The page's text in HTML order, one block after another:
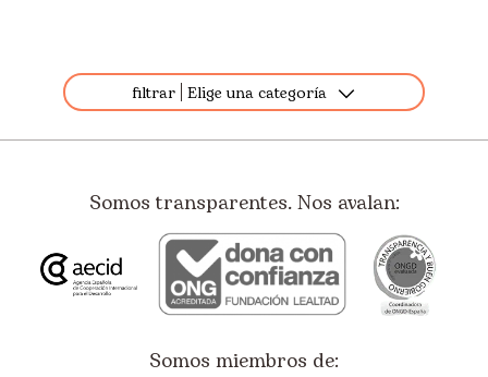
filtrar Elige una categoría
Apadrinamiento
Ayuda Humanitaria
Derechos Humanos
Somos transparentes. Nos avalan:
Somos miembros de: